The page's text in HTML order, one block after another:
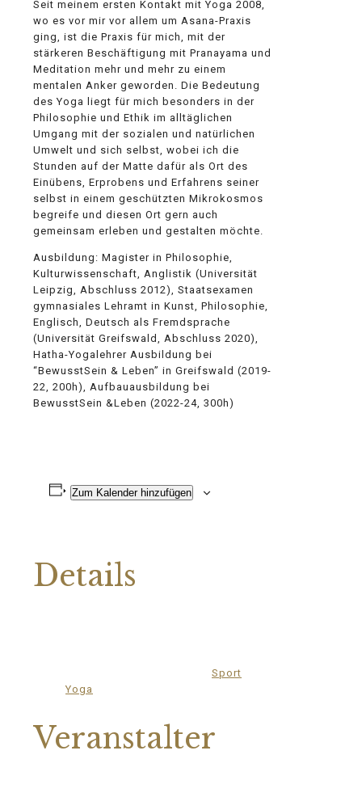
Seit meinem ersten Kontakt mit Yoga 2008,
wo es vor mir vor allem um Asana-Praxis
ging, ist die Praxis für mich, mit der
stärkeren Beschäftigung mit Pranayama und
Meditation mehr und mehr zu einem
mentalen Anker geworden. Die Bedeutung
des Yoga liegt für mich besonders in der
Philosophie und Ethik im alltäglichen
Umgang mit der sozialen und natürlichen
Umwelt und sich selbst, wobei ich die
Stunden auf der Matte dafür als Ort des
Einübens, Erprobens und Erfahrens seiner
selbst in einem geschützten Mikrokosmos
begreife und diesen Ort gern auch
gemeinsam erleben und gestalten möchte.
Ausbildung: Magister in Philosophie,
Kulturwissenschaft, Anglistik (Universität
Leipzig, Abschluss 2012), Staatsexamen
gymnasiales Lehramt in Kunst, Philosophie,
Englisch, Deutsch als Fremdsprache
(Universität Greifswald, Abschluss 2020),
Hatha-Yogalehrer Ausbildung bei
“BewusstSein & Leben” in Greifswald (2019-
22, 200h), Aufbauausbildung bei
BewusstSein &Leben (2022-24, 300h)
Zum Kalender hinzufügen
Details
Sport
Yoga
Veranstalter